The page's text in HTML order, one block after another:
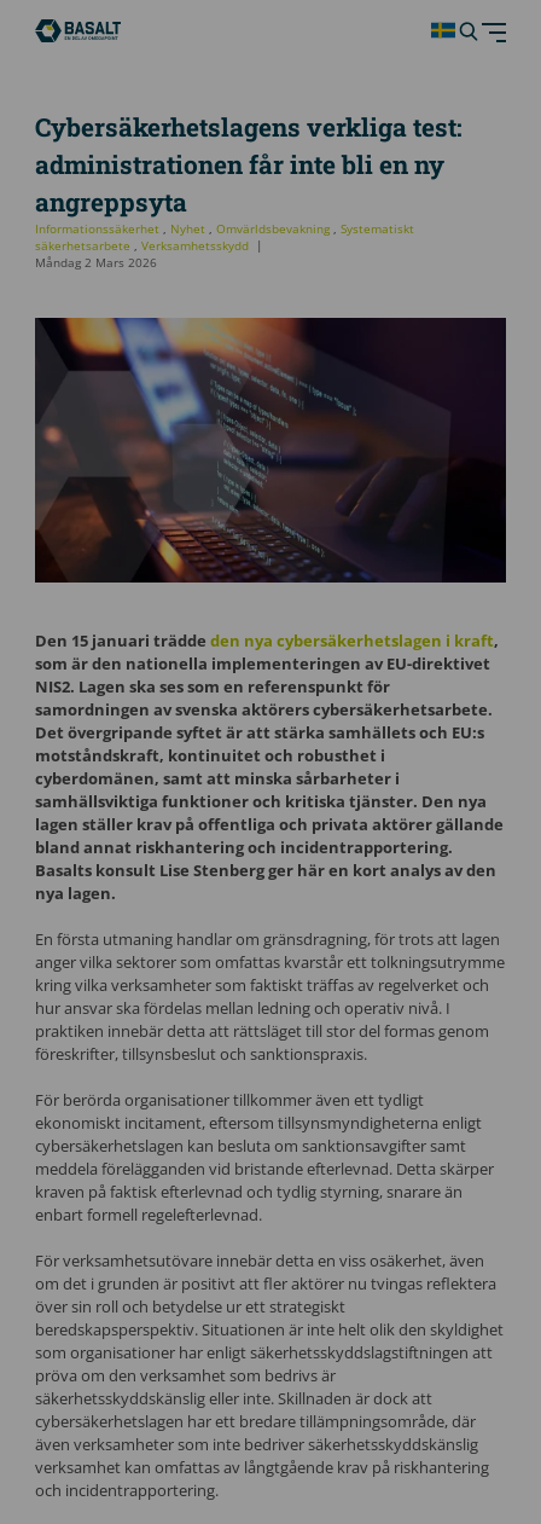
Cybersäkerhetslagens verkliga test:
administrationen får inte bli en ny
angreppsyta
Informationssäkerhet Nyhet Omvärldsbevakning
Systematiskt
säkerhetsarbete
Verksamhetsskydd
Måndag 2 Mars 2026
Den 15 januari trädde den nya cybersäkerhetslagen i kraft,
som är den nationella implementeringen av EU-direktivet
NIS2. Lagen ska ses som en referenspunkt för
samordningen av svenska aktörers cybersäkerhetsarbete.
Det övergripande syftet är att stärka samhällets och EU:s
motståndskraft, kontinuitet och robusthet i
cyberdomänen, samt att minska sårbarheter i
samhällsviktiga funktioner och kritiska tjänster. Den nya
lagen ställer krav på offentliga och privata aktörer gällande
bland annat riskhantering och incidentrapportering.
Basalts konsult Lise Stenberg ger här en kort analys av den
nya lagen.
En första utmaning handlar om gränsdragning, för trots att lagen
anger vilka sektorer som omfattas kvarstår ett tolkningsutrymme
kring vilka verksamheter som faktiskt träffas av regelverket och
hur ansvar ska fördelas mellan ledning och operativ nivå. I
praktiken innebär detta att rättsläget till stor del formas genom
föreskrifter, tillsynsbeslut och sanktionspraxis.
För berörda organisationer tillkommer även ett tydligt
ekonomiskt incitament, eftersom tillsynsmyndigheterna enligt
cybersäkerhetslagen kan besluta om sanktionsavgifter samt
meddela förelägganden vid bristande efterlevnad. Detta skärper
kraven på faktisk efterlevnad och tydlig styrning, snarare än
enbart formell regelefterlevnad.
För verksamhetsutövare innebär detta en viss osäkerhet, även
om det i grunden är positivt att fler aktörer nu tvingas reflektera
över sin roll och betydelse ur ett strategiskt
beredskapsperspektiv. Situationen är inte helt olik den skyldighet
som organisationer har enligt säkerhetsskyddslagstiftningen att
pröva om den verksamhet som bedrivs är
säkerhetsskyddskänslig eller inte. Skillnaden är dock att
cybersäkerhetslagen har ett bredare tillämpningsområde, där
även verksamheter som inte bedriver säkerhetsskyddskänslig
verksamhet kan omfattas av långtgående krav på riskhantering
och incidentrapportering.